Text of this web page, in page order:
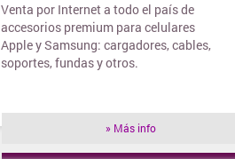
Venta por Internet a todo el país de
accesorios premium para celulares
Apple y Samsung: cargadores, cables,
soportes, fundas y otros.
» Más info